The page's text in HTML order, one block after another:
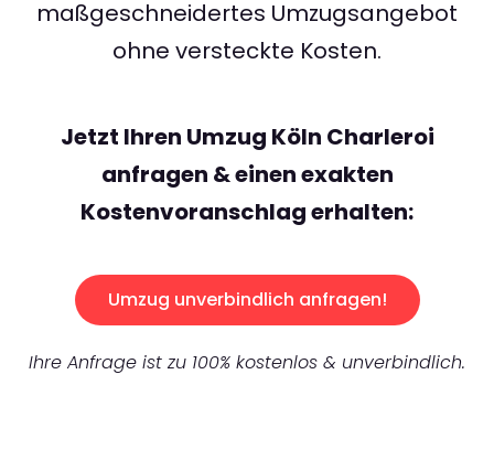
maßgeschneidertes Umzugsangebot
ohne versteckte Kosten.
Jetzt Ihren Umzug Köln Charleroi
anfragen & einen exakten
Kostenvoranschlag erhalten:
Umzug unverbindlich anfragen!
Ihre Anfrage ist zu 100% kostenlos & unverbindlich.